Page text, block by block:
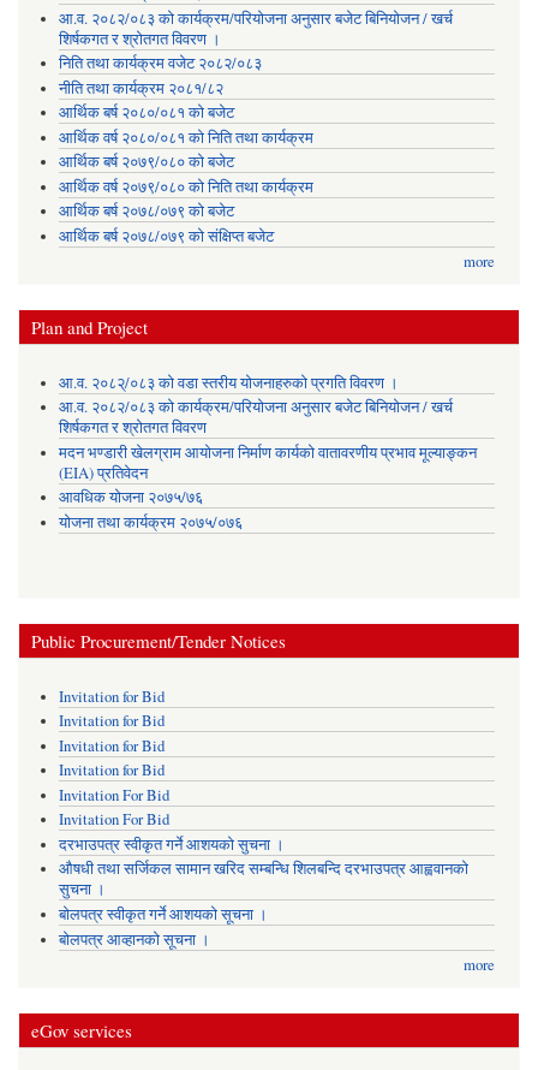
आ.व. २०८२/०८३ को कार्यक्रम/परियोजना अनुसार बजेट बिनियोजन / खर्च
शिर्षकगत र श्रोतगत विवरण ।
निति तथा कार्यक्रम वजेट २०८२/०८३
नीति तथा कार्यक्रम २०८१/८२
आर्थिक बर्ष २०८०/०८१ को बजेट
आर्थिक वर्ष २०८०/०८१ को निति तथा कार्यक्रम
आर्थिक बर्ष २०७९/०८० को बजेट
आर्थिक वर्ष २०७९/०८० को निति तथा कार्यक्रम
आर्थिक बर्ष २०७८/०७९ को बजेट
आर्थिक बर्ष २०७८/०७९ को संक्षिप्त बजेट
more
Plan and Project
आ.व. २०८२्/०८३ को वडा स्तरीय योजनाहरुको प्रगति विवरण ।
आ.व. २०८२/०८३ को कार्यक्रम/परियोजना अनुसार बजेट बिनियोजन / खर्च
शिर्षकगत र श्रोतगत विवरण
मदन भण्डारी खेलग्राम आयोजना निर्माण कार्यको वातावरणीय प्रभाव मूल्याङ्कन
(EIA) प्रतिवेदन
आवधिक योजना २०७५/७६
योजना तथा कार्यक्रम २०७५/०७६
Public Procurement/Tender Notices
Invitation for Bid
Invitation for Bid
Invitation for Bid
Invitation for Bid
Invitation For Bid
Invitation For Bid
दरभाउपत्र स्वीकृत गर्ने आशयको सुचना ।
औषधी तथा सर्जिकल सामान खरिद सम्बन्धि शिलबन्दि दरभाउपत्र आह्ववानको
सुचना ।
बोलपत्र स्वीकृत गर्ने आशयको सूचना ।
बोलपत्र आव्हानको सूचना ।
more
eGov services